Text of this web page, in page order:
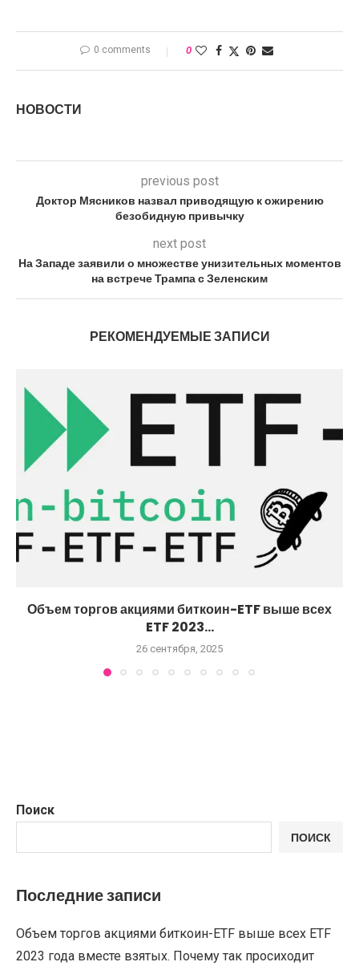
0 comments 0
НОВОСТИ
previous post
Доктор Мясников назвал приводящую к ожирению
безобидную привычку
next post
На Западе заявили о множестве унизительных моментов
на встрече Трампа с Зеленским
РЕКОМЕНДУЕМЫЕ ЗАПИСИ
Объем торгов акциями биткоин-ETF выше всех
ETF 2023...
26 сентября, 2025
Поиск
ПОИСК
Последние записи
Объем торгов акциями биткоин-ETF выше всех ETF
2023 года вместе взятых. Почему так просиходит